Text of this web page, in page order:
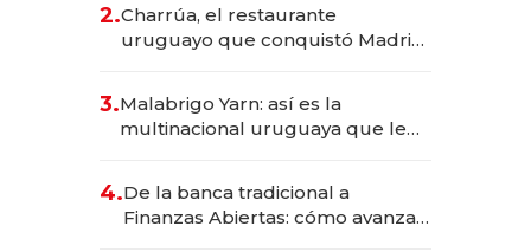
millones
2.Charrúa, el restaurante
uruguayo que conquistó Madrid:
anticipación y prepara apertura
3.Malabrigo Yarn: así es la
multinacional uruguaya que le
4.De la banca tradicional a
Finanzas Abiertas: cómo avanza